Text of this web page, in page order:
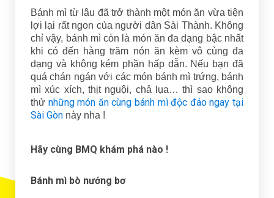
Bánh mì từ lâu đã trở thành một món ăn vừa tiện
lợi lại rất ngon của người dân Sài Thành. Không
chỉ vậy, bánh mì còn là món ăn đa dạng bậc nhất
khi có đến hàng trăm nón ăn kèm vô cùng đa
dạng và không kém phần hấp dẫn. Nếu bạn đã
quá chán ngán với các món bánh mì trứng, bánh
mì xúc xích, thịt nguội, chả lụa… thì sao không
thử những món ăn cùng bánh mì độc đáo ngay tại
Sài Gòn này nha !
Hãy cùng BMQ khám phá nào !
Bánh mì bò nướng bơ